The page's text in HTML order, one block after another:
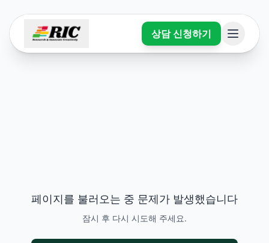
상담 신청하기
페이지를 불러오는 중 문제가 발생했습니다
잠시 후 다시 시도해 주세요.